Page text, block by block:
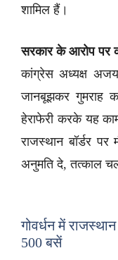
शामिल हैं।
सरकार के आरोप पर
कांग्रेस अध्यक्ष
जानबूझकर गुमराह
हेराफेरी करके यह
राजस्थान बॉर्डर
अनुमति दे, तत्काल
गोवर्धन में
500 बसें